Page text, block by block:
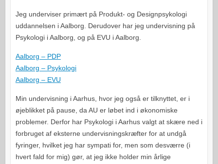
Jeg underviser primært på Produkt- og Designpsykologi
uddannelsen i Aalborg. Derudover har jeg undervisning på
Psykologi i Aalborg, og på EVU i Aalborg.
Aalborg – PDP
Aalborg – Psykologi
Aalborg – EVU
Min undervisning i Aarhus, hvor jeg også er tilknyttet, er i
øjeblikket på pause, da AU er løbet ind i økonomiske
problemer. Derfor har Psykologi i Aarhus valgt at skære ned i
forbruget af eksterne undervisningskræfter for at undgå
fyringer, hvilket jeg har sympati for, men som desværre (i
hvert fald for mig) gør, at jeg ikke holder min årlige